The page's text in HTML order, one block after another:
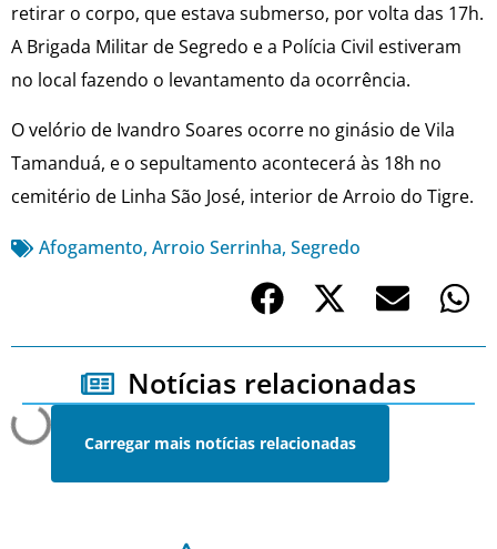
retirar o corpo, que estava submerso, por volta das 17h.
A Brigada Militar de Segredo e a Polícia Civil estiveram
no local fazendo o levantamento da ocorrência.
O velório de Ivandro Soares ocorre no ginásio de Vila
Tamanduá, e o sepultamento acontecerá às 18h no
cemitério de Linha São José, interior de Arroio do Tigre.
Afogamento, Arroio Serrinha, Segredo
Notícias relacionadas
Carregar mais notícias relacionadas